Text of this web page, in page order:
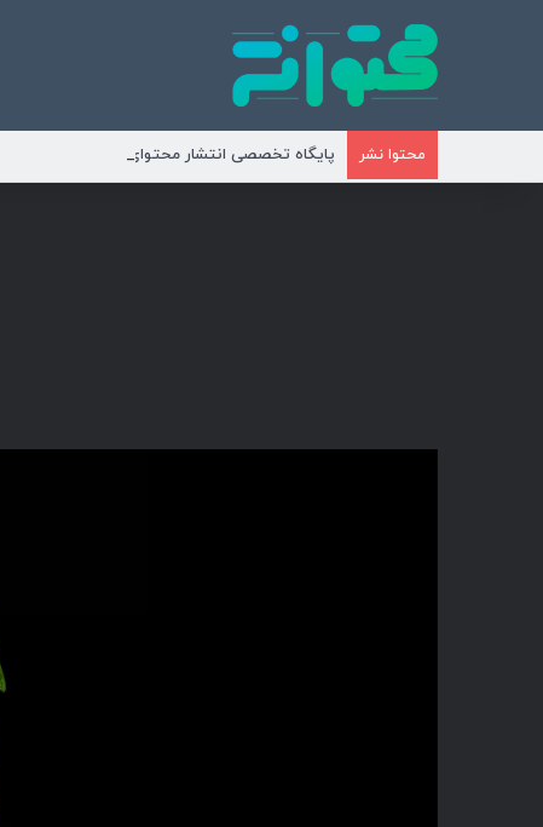
محتوا نشر پایگاه تخصصی انتشار محتوای مناسبتی و موضوعی